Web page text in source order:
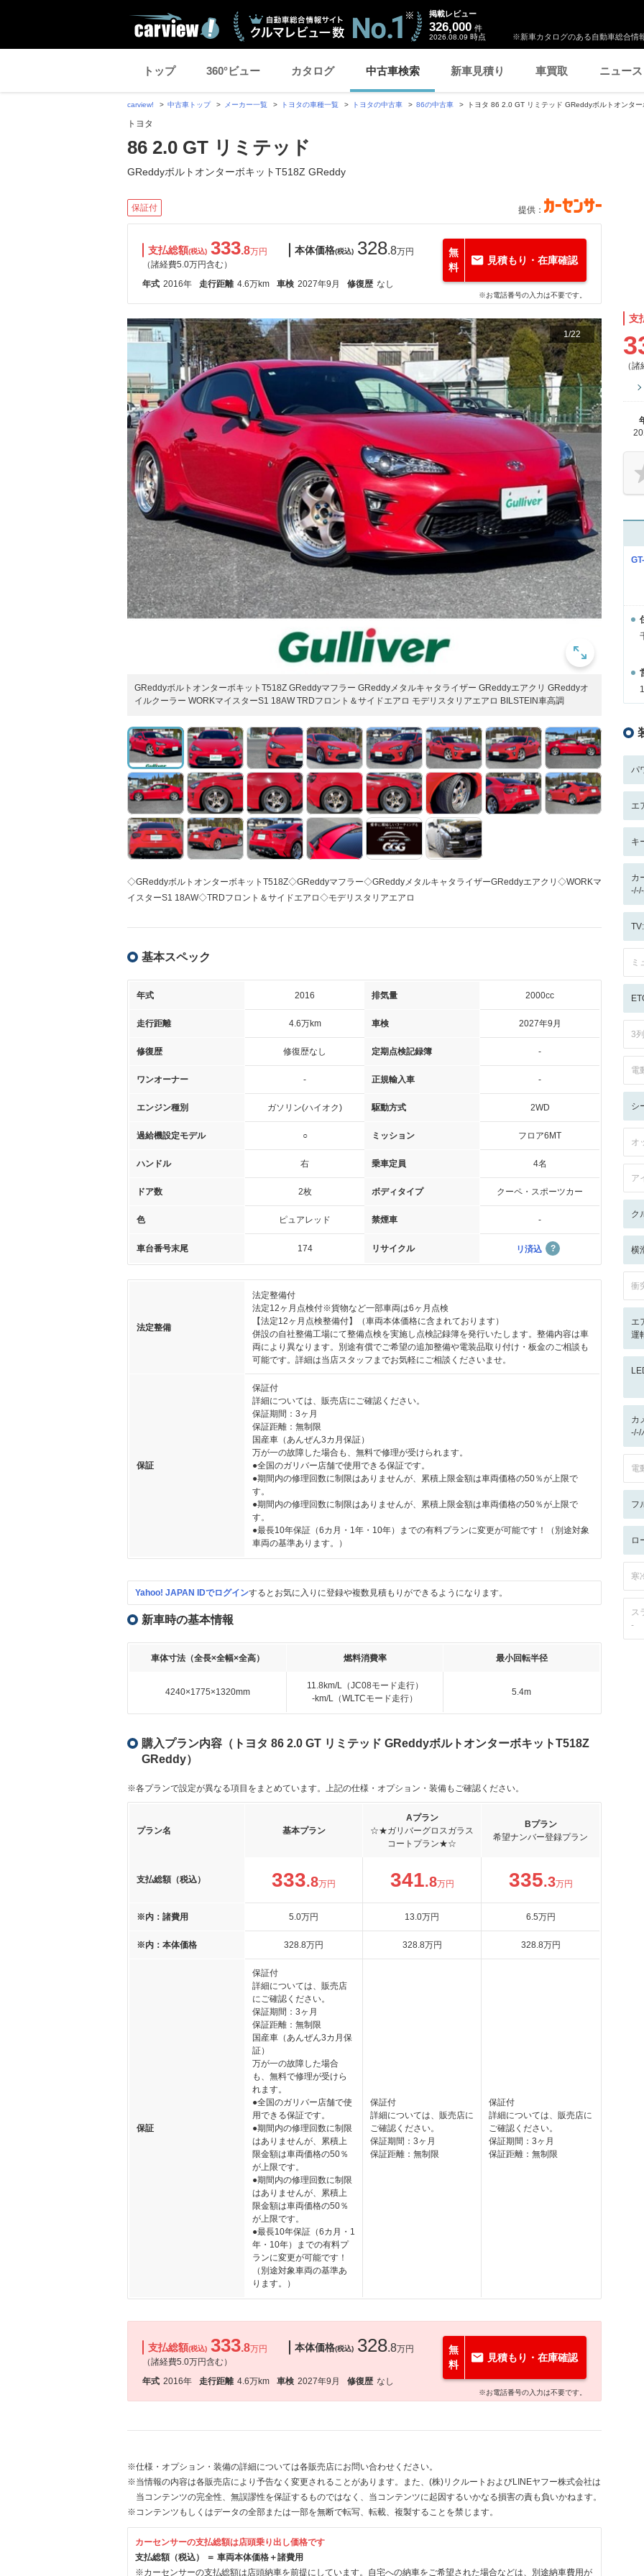
※新車カタログのある自動車総合情
掲載レビュー
326,000 件
2026.08.09 時点
トップ 360°ビュー カタログ 中古車検索 新車見積り 車買取 ニュース
carview! 中古車トップ メーカー一覧 トヨタの車種一覧 トヨタの中古車 86の中古車 トヨタ 86 2.0 GT リミテッド GReddyボルトオンタ
トヨタ
86 2.0 GT リミテッド
GReddyボルトオンターボキットT518Z GReddy
保証付 提供：
支払総額(税込) 333.8万円
（諸経費5.0万円含む）
本体価格(税込) 328.8万円
年式 2016年 走行距離 4.6万km 車検 2027年9月 修復歴 なし
無
料
見積もり・在庫確認
※お電話番号の入力は不要です。
1/22
GReddyボルトオンターボキットT518Z GReddyマフラー GReddyメタルキャタライザー GReddyエアクリ GReddyオ
イルクーラー WORKマイスターS1 18AW TRDフロント＆サイドエアロ モデリスタリアエアロ BILSTEIN車高調
◇GReddyボルトオンターボキットT518Z◇GReddyマフラー◇GReddyメタルキャタライザーGReddyエアクリ◇WORKマ
イスターS1 18AW◇TRDフロント＆サイドエアロ◇モデリスタリアエアロ
基本スペック
年式 2016 排気量 2000cc
走行距離 4.6万km 車検 2027年9月
修復歴 修復歴なし 定期点検記録簿 -
ワンオーナー - 正規輸入車 -
エンジン種別 ガソリン(ハイオク) 駆動方式 2WD
過給機設定モデル ○ ミッション フロア6MT
ハンドル 右 乗車定員 4名
ドア数 2枚 ボディタイプ クーペ・スポーツカー
色 ピュアレッド 禁煙車 -
車台番号末尾 174 リサイクル リ済込
法定整備
法定整備付
法定12ヶ月点検付※貨物など一部車両は6ヶ月点検
【法定12ヶ月点検整備付】（車両本体価格に含まれております）
併設の自社整備工場にて整備点検を実施し点検記録簿を発行いたします。整備内容は車
両により異なります。別途有償でご希望の追加整備や電装品取り付け・板金のご相談も
可能です。詳細は当店スタッフまでお気軽にご相談くださいませ。
保証
保証付
詳細については、販売店にご確認ください。
保証期間：3ヶ月
保証距離：無制限
国産車（あんぜん3カ月保証）
万が一の故障した場合も、無料で修理が受けられます。
●全国のガリバー店舗で使用できる保証です。
●期間内の修理回数に制限はありませんが、累積上限金額は車両価格の50％が上限で
す。
●期間内の修理回数に制限はありませんが、累積上限金額は車両価格の50％が上限で
す。
●最長10年保証（6カ月・1年・10年）までの有料プランに変更が可能です！（別途対象
車両の基準あります。）
Yahoo! JAPAN IDでログインするとお気に入りに登録や複数見積もりができるようになります。
新車時の基本情報
車体寸法（全長×全幅×全高） 燃料消費率 最小回転半径
4240×1775×1320mm
11.8km/L（JC08モード走行）
-km/L（WLTCモード走行）
5.4m
購入プラン内容（トヨタ 86 2.0 GT リミテッド GReddyボルトオンターボキットT518Z
GReddy）
※各プランで設定が異なる項目をまとめています。上記の仕様・オプション・装備もご確認ください。
プラン名 基本プラン
Aプラン
☆★ガリバーグロスガラス
コートプラン★☆
Bプラン
希望ナンバー登録プラン
支払総額（税込） 333.8万円 341.8万円 335.3万円
※内：諸費用 5.0万円 13.0万円 6.5万円
※内：本体価格 328.8万円 328.8万円 328.8万円
保証
保証付
詳細については、販売店
にご確認ください。
保証期間：3ヶ月
保証距離：無制限
国産車（あんぜん3カ月保
証）
万が一の故障した場合
も、無料で修理が受けら
れます。
●全国のガリバー店舗で使
用できる保証です。
●期間内の修理回数に制限
はありませんが、累積上
限金額は車両価格の50％
が上限です。
●期間内の修理回数に制限
はありませんが、累積上
限金額は車両価格の50％
が上限です。
●最長10年保証（6カ月・1
年・10年）までの有料プ
ランに変更が可能です！
（別途対象車両の基準あ
ります。）
保証付
詳細については、販売店に
ご確認ください。
保証期間：3ヶ月
保証距離：無制限
保証付
詳細については、販売店に
ご確認ください。
保証期間：3ヶ月
保証距離：無制限
支払総額(税込) 333.8万円
（諸経費5.0万円含む）
本体価格(税込) 328.8万円
年式 2016年 走行距離 4.6万km 車検 2027年9月 修復歴 なし
無
料
見積もり・在庫確認
※お電話番号の入力は不要です。
※仕様・オプション・装備の詳細については各販売店にお問い合わせください。
※当情報の内容は各販売店により予告なく変更されることがあります。また、(株)リクルートおよびLINEヤフー株式会社は
当コンテンツの完全性、無誤謬性を保証するものではなく、当コンテンツに起因するいかなる損害の責も負いかねます。
※コンテンツもしくはデータの全部または一部を無断で転写、転載、複製することを禁じます。
カーセンサーの支払総額は店頭乗り出し価格です
支払総額（税込） ＝ 車両本体価格＋諸費用
※カーセンサーの支払総額は店頭納車を前提にしています。自宅への納車をご希望された場合などは、別途納車費用が
支
（
パ
エ
キ
カ
ミ
3
電
シ
オ
ア
ク
横
衝
エ
運
カ
-/-/
電
フ
ロ
寒
ス
-